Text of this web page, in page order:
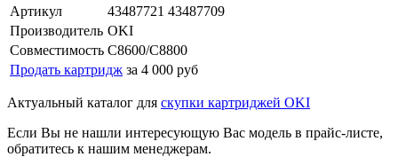
Артикул
43487721 43487709
Производитель OKI
Совместимость C8600/C8800
Продать картридж за 4 000 руб
Актуальный каталог для скупки картриджей OKI
Если Вы не нашли интересующую Вас модель в прайс-листе,
обратитесь к нашим менеджерам.